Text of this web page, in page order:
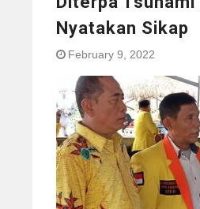
Nyatakan Sikap
February 9, 2022